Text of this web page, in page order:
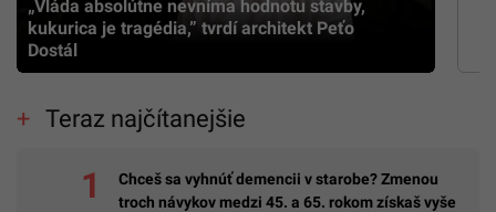
„Vláda absolútne nevníma hodnotu stavby,
kukurica je tragédia,” tvrdí architekt Peťo
Dostál
Teraz najčítanejšie
Chceš sa vyhnúť demencii v starobe? Zmenou
troch návykov medzi 45. a 65. rokom získaš vyše